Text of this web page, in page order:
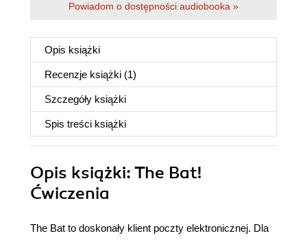
Powiadom o dostępności audiobooka »
Opis książki
Recenzje książki (1)
Szczegóły książki
Spis treści książki
Opis książki: The Bat!
Ćwiczenia
The Bat to doskonały klient poczty elektronicznej. Dla